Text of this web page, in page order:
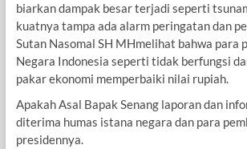
biarkan dampak besar terjadi seperti
kuatnya tampa ada alarm peringatan dan
Sutan Nasomal SH MHmelihat bahwa para
Negara Indonesia seperti tidak berfungsi
pakar ekonomi memperbaiki nilai rupiah.
Apakah Asal Bapak Senang laporan dan
diterima humas istana negara dan para
presidennya.